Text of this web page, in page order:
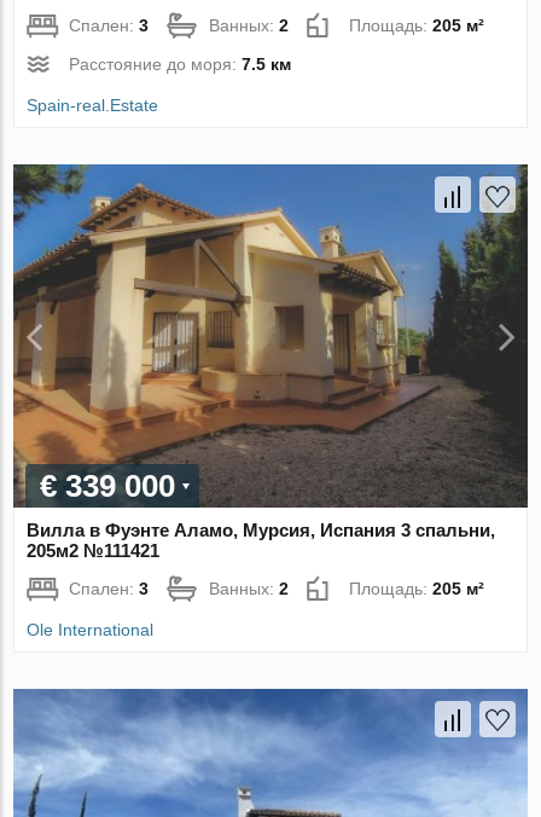
Спален:3 Ванных:2 Площадь:205 м²
Расстояние до моря:7.5 км
Spain-real.Estate
€ 339 000
Вилла в Фуэнте Аламо, Мурсия, Испания 3 спальни,
205м2 №111421
Спален:3 Ванных:2 Площадь:205 м²
Ole International